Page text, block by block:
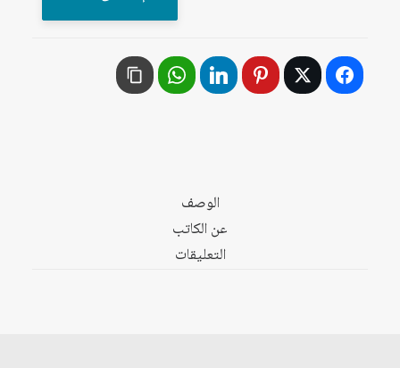
إسرائيل:
احتمالات
الوصف
عن الكاتب
التعليقات